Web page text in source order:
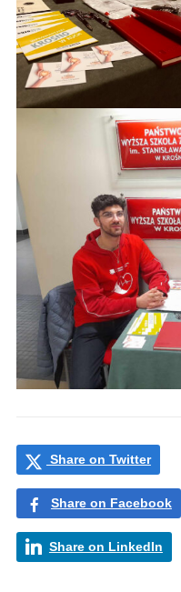
Share on Twitter
Share on Facebook
Share on LinkedIn